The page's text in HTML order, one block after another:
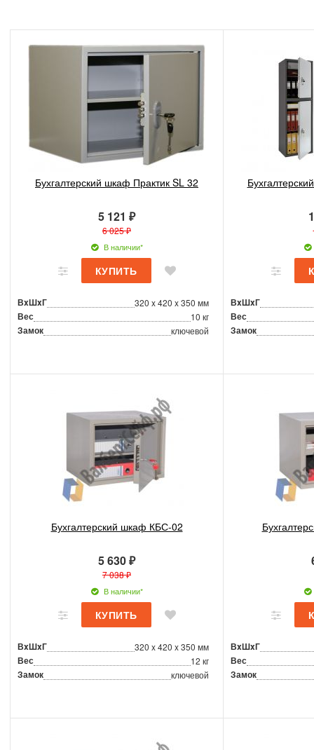
Бухгалтерский шкаф Практик SL 32
5 121 ₽
6 025 ₽
В наличии*
ВxШxГ 320 x 420 x 350 мм
Вес 10 кг
Замок ключевой
ВxШxГ
Вес
Замок
Бухгалтерский шкаф КБС-02
5 630 ₽
7 038 ₽
В наличии*
ВxШxГ 320 x 420 x 350 мм
Вес 12 кг
Замок ключевой
ВxШxГ
Вес
Замок